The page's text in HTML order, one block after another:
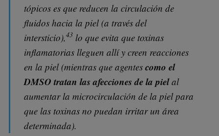
tópicos es que reducen la circulación de
fluidos hacia la piel (a través del
intersticio),43 lo que evita que toxinas
inflamatorias lleguen allí y creen reacciones
en la piel (mientras que agentescomo el
DMSO tratan las afecciones de la pielal
aumentar la microcirculación de la piel para
que las toxinas no puedan irritar un área
determinada).